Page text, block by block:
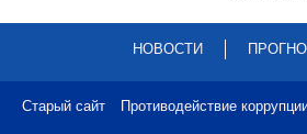
НОВОСТИ
Старый сайт Противодействие